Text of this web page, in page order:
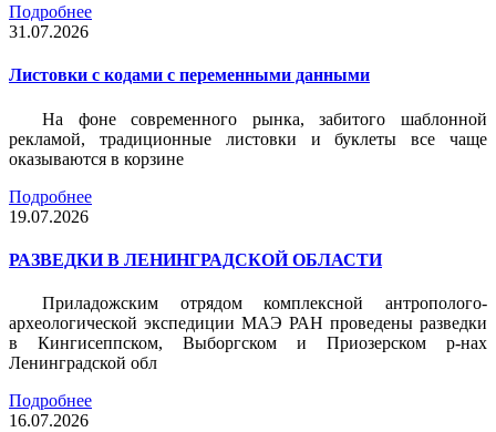
Подробнее
31.07.2026
Листовки c кодами с переменными данными
На фоне современного рынка, забитого шаблонной
рекламой, традиционные листовки и буклеты все чаще
оказываются в корзине
Подробнее
19.07.2026
РАЗВЕДКИ В ЛЕНИНГРАДСКОЙ ОБЛАСТИ
Приладожским отрядом комплексной антрополого-
археологической экспедиции МАЭ РАН проведены разведки
в Кингисеппском, Выборгском и Приозерском р-нах
Ленинградской обл
Подробнее
16.07.2026